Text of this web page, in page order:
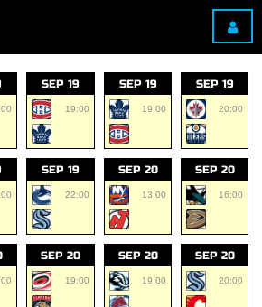
SEP 19
19:00
SEP 19
19:00
SEP 19
20:00
SEP 19
22:00
SEP 20
13:00
SEP 20
16:00
SEP 20
19:00
SEP 20
19:00
SEP 20
20:00